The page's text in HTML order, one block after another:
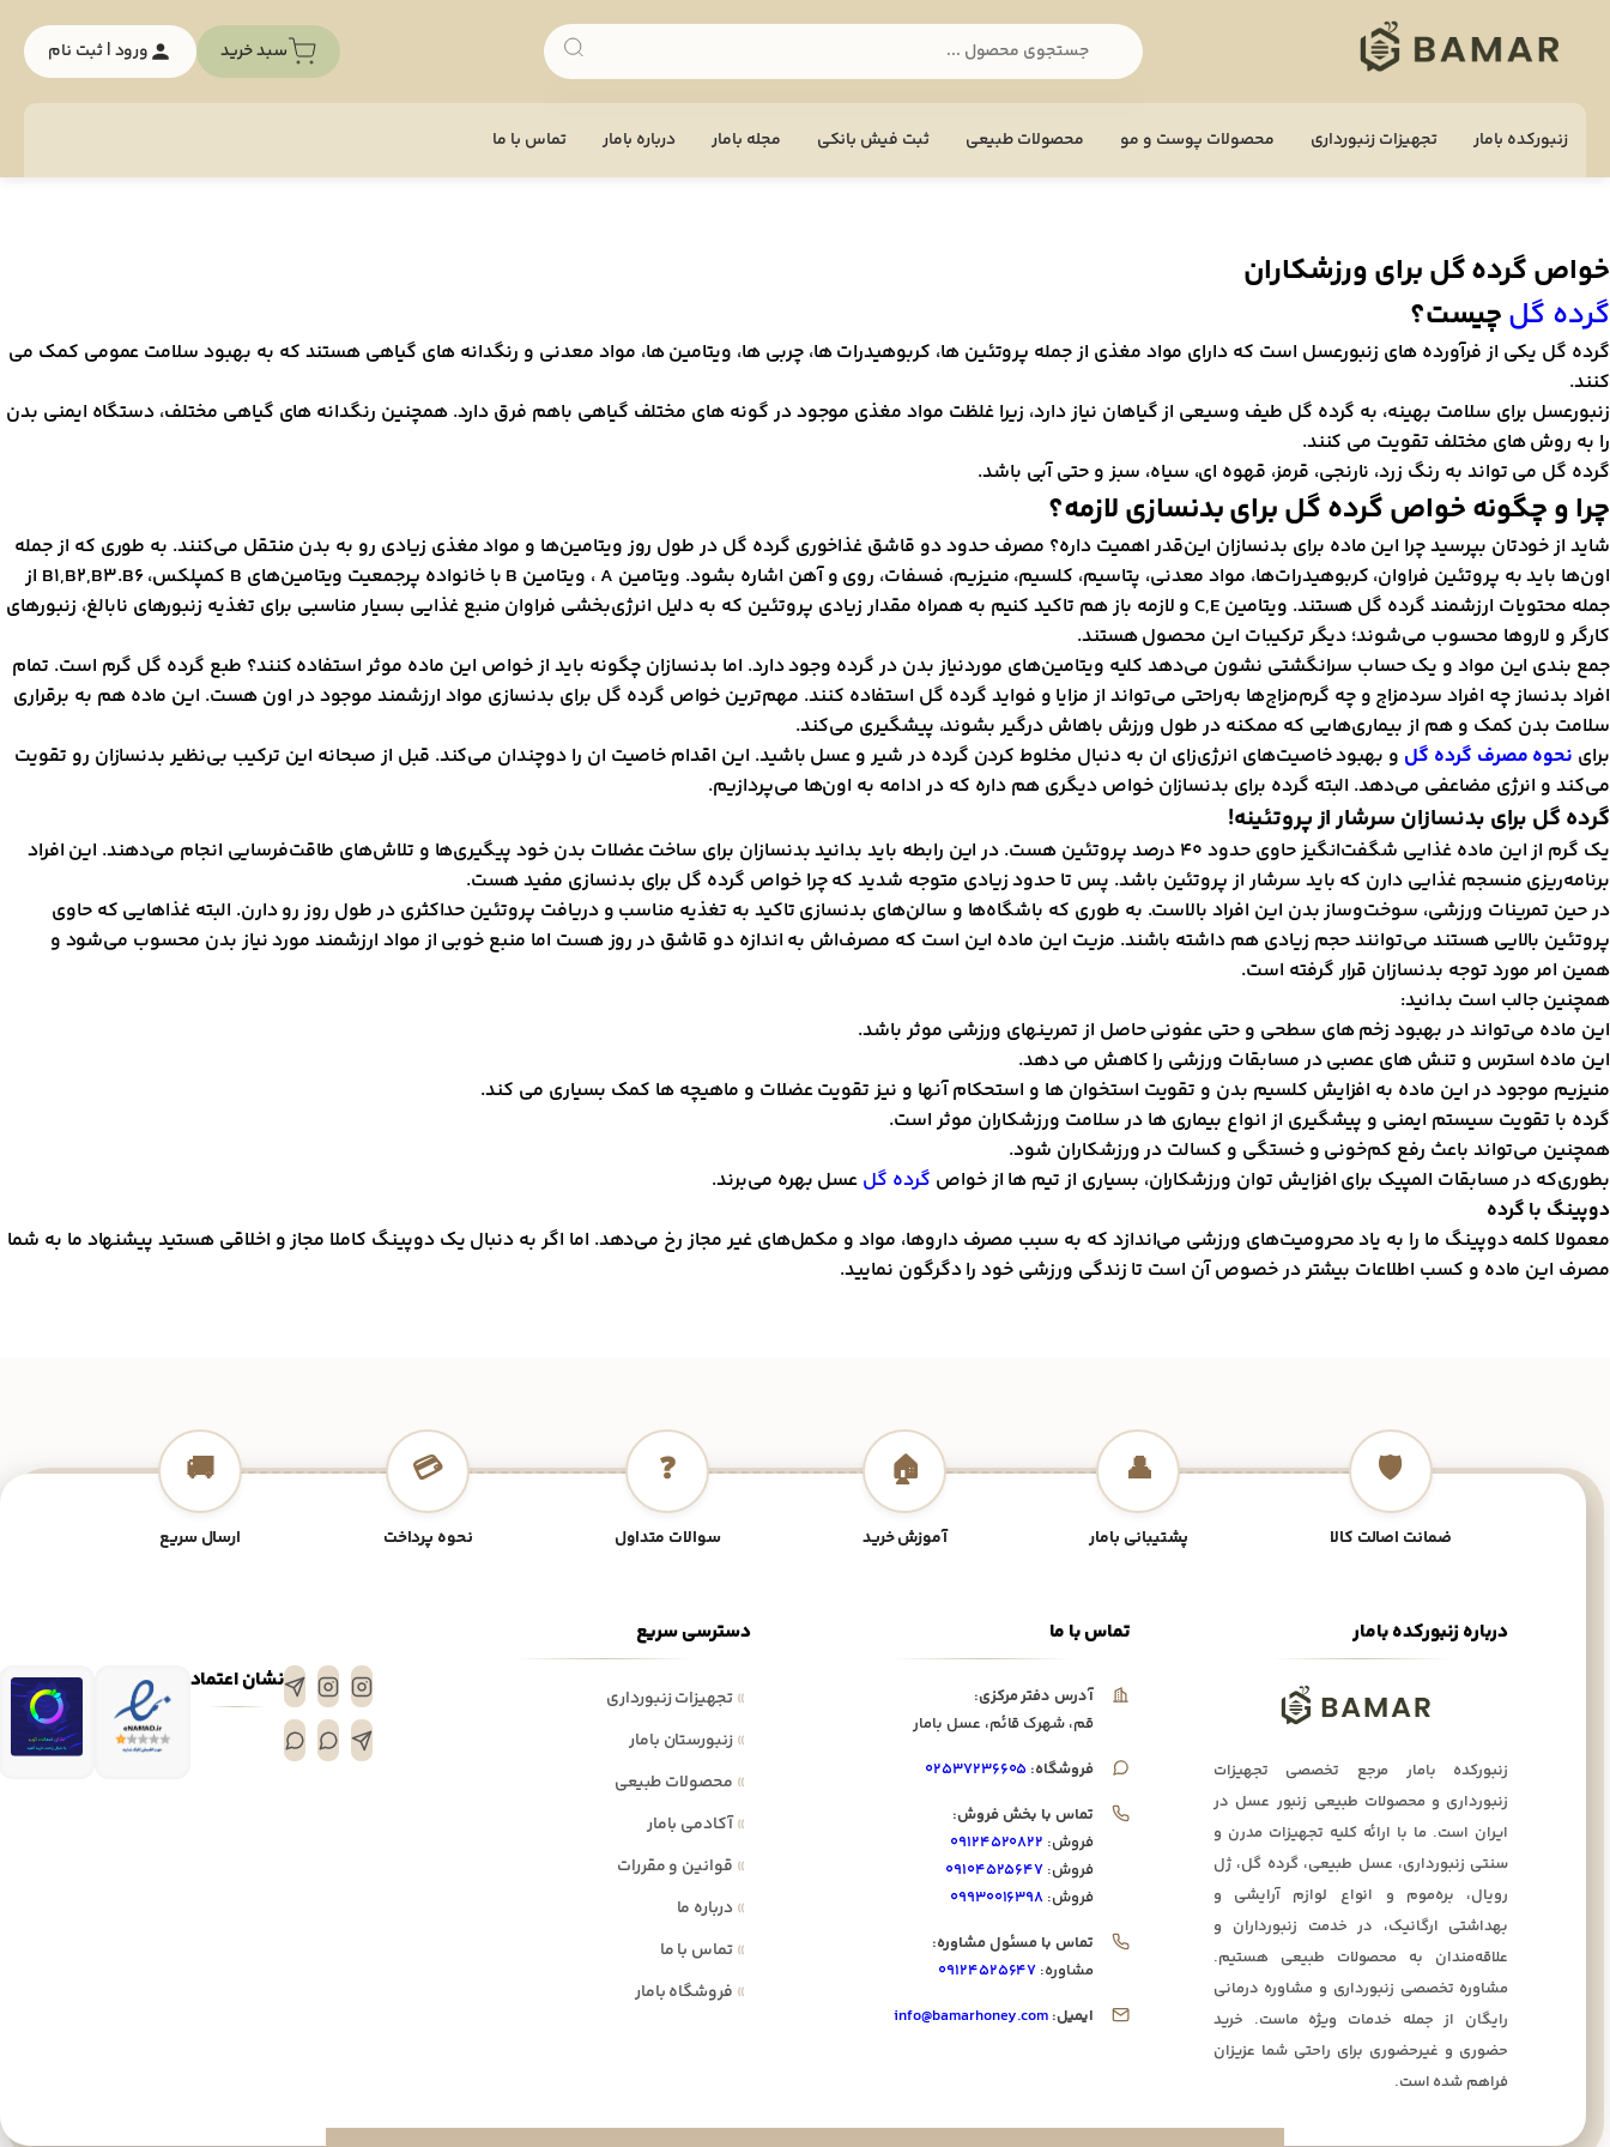
سبد خرید ورود | ثبت نام
زنبورکده بامار تجهيزات زنبورداری محصولات پوست و مو محصولات طبیعی ثبت فیش بانکی مجله بامار درباره بامار تماس با ما
خواص گرده گل برای ورزشکاران
گرده گلچیست؟
گرده گل یکی از فرآورده های زنبورعسل است که دارای مواد مغذی از جمله پروتئین ها، کربوهیدرات ها، چربی ها، ویتامین ها، مواد معدنی و رنگدانه های گیاهی هستند که به بهبود سلامت عمومی کمک می
کنند.
زنبورعسل برای سلامت بهینه، به گرده گل طیف وسیعی از گیاهان نیاز دارد، زیرا غلظت مواد مغذی موجود در گونه های مختلف گیاهی باهم فرق دارد. همچنین رنگدانه های گیاهی مختلف، دستگاه ایمنی بدن
را به روش های مختلف تقویت می کنند.
گرده گل می تواند به رنگ زرد، نارنجی، قرمز، قهوه ای، سیاه، سبز و حتی آبی باشد.
چرا و چگونه خواص گرده گل برای بدنسازی لازمه؟
شاید از خودتان بپرسید چرا این ماده برای بدنسازان این‌قدر اهمیت داره؟ مصرف حدود دو قاشق غذاخوری گرده گل در طول روز ویتامین‌ها و مواد مغذی زیادی رو به بدن منتقل می‌کنند. به طوری که از جمله
اون‌ها باید به پروتئین فراوان، کربوهیدرات‌ها، مواد معدنی، پتاسیم، کلسیم، منیزیم، فسفات، روی و آهن اشاره بشود. ویتامین A ، ویتامین B با خانواده پرجمعیت ویتامین‌های B کمپلکس، B1,B2,B3.B6 از
جمله محتویات ارزشمند گرده گل هستند. ویتامین C,E و لازمه باز هم تاکید کنیم به همراه مقدار زیادی پروتئین که به دلیل انرژی‌بخشی فراوان منبع غذایی بسیار مناسبی برای تغذیه زنبورهای نابالغ، زنبورهای
کارگر و لاروها محسوب می‌شوند؛ دیگر ترکیبات این محصول هستند.
جمع ‌بندی این مواد و یک حساب سرانگشتی نشون می‌دهد کلیه ویتامین‌های موردنیاز بدن در گرده وجود دارد. اما بدنسازان چگونه باید از خواص این ماده موثر استفاده کنند؟ طبع گرده گل گرم است. تمام
افراد بدنساز چه افراد سردمزاج و چه گرم‌مزاج‌ها به‌راحتی می‌تواند از مزایا و فواید گرده گل استفاده کنند. مهم‌ترین خواص گرده گل برای بدنسازی مواد ارزشمند موجود در اون هست. این ماده هم به برقراری
سلامت بدن کمک و هم از بیماری‌هایی که ممکنه در طول ورزش باهاش درگیر بشوند، پیشگیری می‌کند.
برای نحوه مصرف گرده گل و بهبود خاصیت‌های انرژی‌زای ان به دنبال مخلوط کردن گرده در شیر و عسل باشید. این اقدام خاصیت ان را دوچندان می‌کند. قبل از صبحانه این ترکیب بی‌نظیر بدنسازان رو تقویت
می‌کند و انرژی مضاعفی می‌دهد. البته گرده برای بدنسازان خواص دیگری هم داره که در ادامه به اون‌ها می‌پردازیم.
گرده گل برای بدنسازان سرشار از پروتئینه!
یک گرم از این ماده غذایی شگفت‌انگیز حاوی حدود 40 درصد پروتئین هست. در این رابطه باید بدانید بدنسازان برای ساخت عضلات بدن خود پیگیری‌ها و ‌تلاش‌های طاقت‌فرسایی انجام می‌دهند. این افراد
برنامه‌ریزی منسجم غذایی دارن که باید سرشار از پروتئین باشد. پس تا حدود زیادی متوجه شدید که چرا خواص گرده گل برای بدنسازی مفید هست.
در حین تمرینات ورزشی، سوخت‌و‌ساز بدن این افراد بالاست. به طوری که باشگاه‌ها و سالن‌های بدنسازی تاکید به تغذیه مناسب و دریافت پروتئین حداکثری در طول روز رو دارن. البته غذاهایی که حاوی
پروتئین بالایی هستند می‌توانند حجم زیادی هم داشته باشند. مزیت این ماده این است که مصرف‌اش به اندازه دو قاشق در روز هست اما منبع خوبی از مواد ارزشمند مورد نیاز بدن محسوب می‌شود و
همین امر مورد توجه بدنسازان قرار گرفته است.
همچنین جالب است بدانید:
این ماده می‌تواند در بهبود زخم های سطحی و حتی عفونی حاصل از تمرینهای ورزشی موثر باشد.
این ماده استرس و تنش های عصبی در مسابقات ورزشی را کاهش می دهد.
منیزیم موجود در این ماده به افزایش کلسیم بدن و تقویت استخوان ها و استحکام آنها و نیز تقویت عضلات و ماهیچه ها کمک بسیاری می کند.
گرده با تقویت سیستم ایمنی و پیشگیری از انواع بیماری ها در سلامت ورزشکاران موثر است.
همچنین می‌‌تواند باعث رفع کم‌خونی و خستگی و کسالت در ورزشکاران شود.
بطوری‌که در مسابقات المپیک برای افزایش توان ورزشکاران، بسیاری از تیم ها از خواص گرده گل عسل بهره می‌برند.
دوپینگ با گرده
معمولا کلمه دوپینگ ما را به یاد محرومیت‌های ورزشی می‌اندازد که به سبب مصرف داروها، مواد و مکمل‌های غیر مجاز رخ می‌دهد. اما اگر به دنبال یک دوپینگ کاملا مجاز و اخلاقی هستید پیشنهاد ما به شما
مصرف این ماده و کسب اطلاعات بیشتر در خصوص آن است تا زندگی ورزشی خود را دگرگون نمایید.
🛡️
ضمانت اصالت کالا
👤
پشتیبانی بامار
🏠
آموزش خرید
❓
سوالات متداول
💳
نحوه پرداخت
🚚
ارسال سریع
نشان اعتماد
دسترسی سریع
»تجهیزات زنبورداری
»زنبورستان بامار
» محصولات طبیعی
»آکادمی بامار
» قوانین و مقررات
» درباره ما
»تماس با ما
» فروشگاه بامار
تماس با ما
آدرس دفتر مرکزی:
قم، شهرک قائم، عسل بامار
فروشگاه: ۰۲۵۳۷۲۳۶۶۰۵
تماس با بخش فروش:
فروش: ۰۹۱۲۴۵۲۰۸۲۲
فروش: ۰۹۱۰۴۵۲۵۶۴۷
فروش: ۰۹۹۳۰۰۱۶۳۹۸
تماس با مسئول مشاوره:
مشاوره: ۰۹۱۲۴۵۲۵۶۴۷
ایمیل: info@bamarhoney.com
درباره زنبورکده بامار
زنبورکده بامار مرجع تخصصی تجهیزات
زنبورداری و محصولات طبیعی زنبور عسل در
ایران است. ما با ارائه کلیه تجهیزات مدرن و
سنتی زنبورداری، عسل طبیعی، گرده گل، ژل
رویال، بره‌موم و انواع لوازم آرایشی و
بهداشتی ارگانیک، در خدمت زنبورداران و
علاقه‌مندان به محصولات طبیعی هستیم.
مشاوره تخصصی زنبورداری و مشاوره درمانی
رایگان از جمله خدمات ویژه ماست. خرید
حضوری و غیرحضوری برای راحتی شما عزیزان
فراهم شده است.